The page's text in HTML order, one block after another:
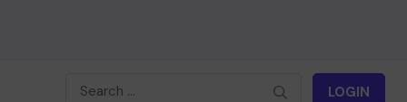
LOGIN